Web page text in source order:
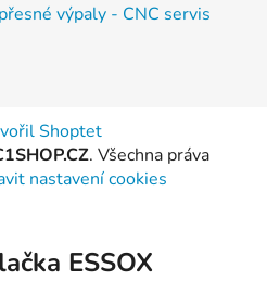
výpaly - CNC servis
Shoptet
. Všechna práva
nastavení cookies
ESSOX